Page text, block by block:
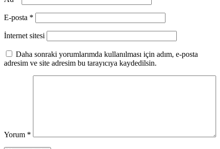
E-posta *
İnternet sitesi
Daha sonraki yorumlarımda kullanılması için adım, e-posta
adresim ve site adresim bu tarayıcıya kaydedilsin.
Yorum *